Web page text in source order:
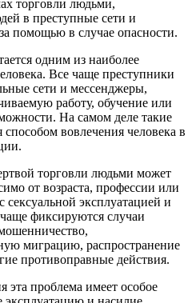
торговли людьми,
в преступные сети и
помощью в случае опасности.
одним из наиболее
Все чаще преступники
сети и мессенджеры,
работу, обучение или
На самом деле такие
способом вовлечения человека в
торговли людьми может
от возраста, профессии или
сексуальной эксплуатацией и
фиксируются случаи
миграцию, распространение
противоправные действия.
эта проблема имеет особое